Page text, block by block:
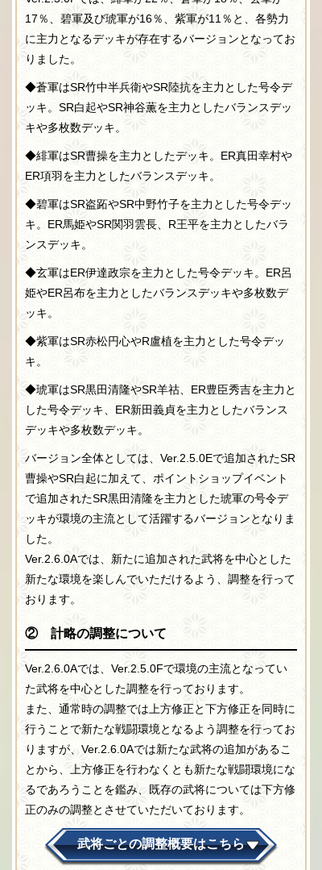
17％、碧軍及び琥軍が16％、紫軍が11％と、各勢力
に主力となるデッキが存在するバージョンとなってお
りました。
◆蒼軍はSR竹中半兵衛やSR陸抗を主力とした号令デ
ッキ。SR白起やSR神谷薫を主力としたバランスデッ
キや多枚数デッキ。
◆緋軍はSR曹操を主力としたデッキ。ER真田幸村や
ER項羽を主力としたバランスデッキ。
◆碧軍はSR盗跖やSR中野竹子を主力とした号令デッ
キ。ER馬姫やSR関羽雲長、R王平を主力としたバラ
ンスデッキ。
◆玄軍はER伊達政宗を主力とした号令デッキ。ER呂
姫やER呂布を主力としたバランスデッキや多枚数デ
ッキ。
◆紫軍はSR赤松円心やR盧植を主力とした号令デッ
キ。
◆琥軍はSR黒田清隆やSR羊祜、ER豊臣秀吉を主力と
した号令デッキ、ER新田義貞を主力としたバランス
デッキや多枚数デッキ。
バージョン全体としては、Ver.2.5.0Eで追加されたSR
曹操やSR白起に加えて、ポイントショップイベント
で追加されたSR黒田清隆を主力とした琥軍の号令デ
ッキが環境の主流として活躍するバージョンとなりま
した。
Ver.2.6.0Aでは、新たに追加された武将を中心とした
新たな環境を楽しんでいただけるよう、調整を行って
おります。
② 計略の調整について
Ver.2.6.0Aでは、Ver.2.5.0Fで環境の主流となってい
た武将を中心とした調整を行っております。
また、通常時の調整では上方修正と下方修正を同時に
行うことで新たな戦闘環境となるよう調整を行ってお
りますが、Ver.2.6.0Aでは新たな武将の追加があるこ
とから、上方修正を行わなくとも新たな戦闘環境にな
るであろうことを鑑み、既存の武将については下方修
正のみの調整とさせていただいております。
武将ごとの調整概要はこちら